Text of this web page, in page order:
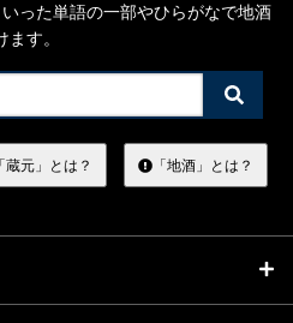
いった単語の一部やひらがなで地酒
す。
検
索
す
る
「蔵元」とは？ 「地酒」とは？